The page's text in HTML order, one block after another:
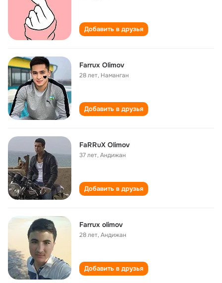
Добавить в друзья
Farrux Olimov
28 лет, Наманган
Добавить в друзья
FaRRuX Olimov
37 лет,Андижан
Добавить в друзья
Farrux olimov
28 лет,Андижан
Добавить в друзья